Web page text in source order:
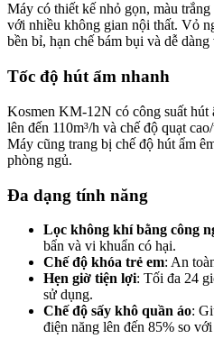
Máy có thiết kế nhỏ gọn, màu
với nhiều không gian nội thất. Vỏ
bền bỉ, hạn chế bám bụi và dễ dàng
Tốc độ hút ẩm nhanh
Kosmen KM-12N có công suất
lên đến 110m³/h và chế độ quạt
Máy cũng trang bị chế độ hút ẩm
phòng ngủ.
Đa dạng tính năng
Lọc không khí bằng công
bẩn và vi khuẩn có hại.
Chế độ khóa trẻ em: An
Hẹn giờ tiện lợi: Tối đa 24
sử dụng.
Chế độ sấy khô quần áo:
điện năng lên đến 85% so